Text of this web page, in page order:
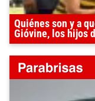
Quiénes son y a
Gióvine, los hijos